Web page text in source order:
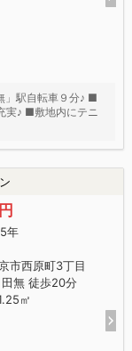
駅自転車９分♪ ■
実♪ ■敷地内にテニ
年
市西原町3丁目
無 徒歩20分
㎡